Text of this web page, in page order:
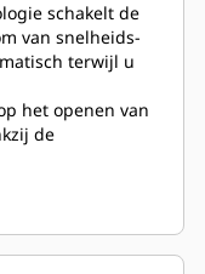
schakelt de
van snelheids-
terwijl u
het openen van
de
zodra de